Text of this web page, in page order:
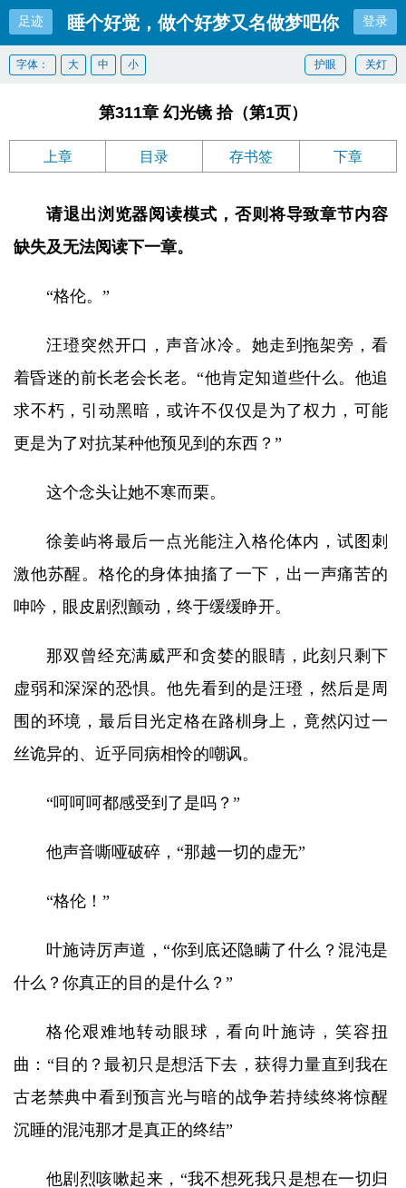
足迹 睡个好觉，做个好梦又名做梦吧你 登录
关灯
护眼
字体： 大 中 小
第311章 幻光镜 拾（第1页）
上章 目录 存书签 下章
请退出浏览器阅读模式，否则将导致章节内容
缺失及无法阅读下一章。
“格伦。”
汪璒突然开口，声音冰冷。她走到拖架旁，看
着昏迷的前长老会长老。“他肯定知道些什么。他追
求不朽，引动黑暗，或许不仅仅是为了权力，可能
更是为了对抗某种他预见到的东西？”
这个念头让她不寒而栗。
徐姜屿将最后一点光能注入格伦体内，试图刺
激他苏醒。格伦的身体抽搐了一下，出一声痛苦的
呻吟，眼皮剧烈颤动，终于缓缓睁开。
那双曾经充满威严和贪婪的眼睛，此刻只剩下
虚弱和深深的恐惧。他先看到的是汪璒，然后是周
围的环境，最后目光定格在路杊身上，竟然闪过一
丝诡异的、近乎同病相怜的嘲讽。
“呵呵呵都感受到了是吗？”
他声音嘶哑破碎，“那越一切的虚无”
“格伦！”
叶施诗厉声道，“你到底还隐瞒了什么？混沌是
什么？你真正的目的是什么？”
格伦艰难地转动眼球，看向叶施诗，笑容扭
曲：“目的？最初只是想活下去，获得力量直到我在
古老禁典中看到预言光与暗的战争若持续终将惊醒
沉睡的混沌那才是真正的终结”
他剧烈咳嗽起来，“我不想死我只是想在一切归